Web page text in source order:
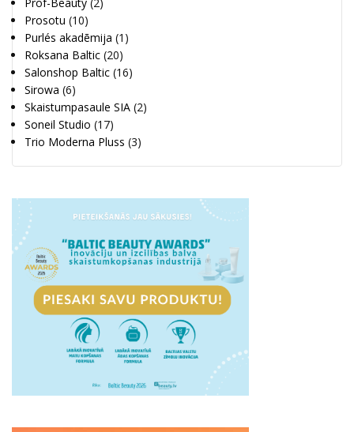
Prosotu (10)
Purlés akadēmija (1)
Roksana Baltic (20)
Salonshop Baltic (16)
Sirowa (6)
Skaistumpasaule SIA (2)
Soneil Studio (17)
Trio Moderna Pluss (3)